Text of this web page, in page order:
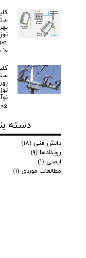
۱۰ مرداد ۰۴
۰۵ مرداد ۰۴
دسته
دانش فنی (۱۸)
رویدادها (۹)
ایمنی (۱)
مطالعات موردی (۱)